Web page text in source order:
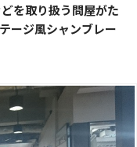
を取り扱う問屋がた
ージ風シャンブレー